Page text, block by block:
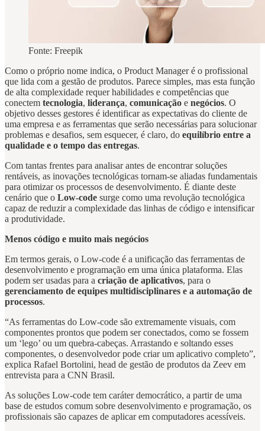
Fonte: Freepik
Como o próprio nome indica, o Product Manager é o profissional
que lida com a gestão de produtos. Parece simples, mas esta função
de alta complexidade requer habilidades e competências que
conectem tecnologia, liderança, comunicação e negócios. O
objetivo desses gestores é identificar as expectativas do cliente de
uma empresa e as ferramentas que serão necessárias para solucionar
problemas e desafios, sem esquecer, é claro, do equilíbrio entre a
qualidade e o tempo das entregas.
Com tantas frentes para analisar antes de encontrar soluções
rentáveis, as inovações tecnológicas tornam-se aliadas fundamentais
para otimizar os processos de desenvolvimento. É diante deste
cenário que o Low-code surge como uma revolução tecnológica
capaz de reduzir a complexidade das linhas de código e intensificar
a produtividade.
Menos código e muito mais negócios
Em termos gerais, o Low-code é a unificação das ferramentas de
desenvolvimento e programação em uma única plataforma. Elas
podem ser usadas para a criação de aplicativos, para o
gerenciamento de equipes multidisciplinares e a automação de
processos.
“As ferramentas do Low-code são extremamente visuais, com
componentes prontos que podem ser conectados, como se fossem
um ‘lego’ ou um quebra-cabeças. Arrastando e soltando esses
componentes, o desenvolvedor pode criar um aplicativo completo”,
explica Rafael Bortolini, head de gestão de produtos da Zeev em
entrevista para a CNN Brasil.
As soluções Low-code tem caráter democrático, a partir de uma
base de estudos comum sobre desenvolvimento e programação, os
profissionais são capazes de aplicar em computadores acessíveis.